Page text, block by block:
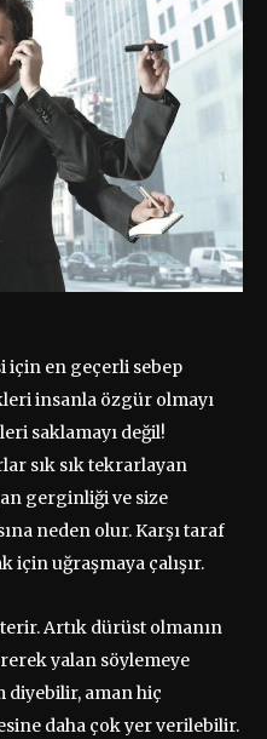
için en geçerli sebep
insanla özgür olmayı
saklamayı değil!
sık sık tekrarlayan
gerginliği ve size
neden olur. Karşı taraf
için uğraşmaya çalışır.
Artık dürüst olmanın
yalan söylemeye
diyebilir, aman hiç
daha çok yer verilebilir.